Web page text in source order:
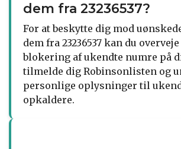
dem fra 23236537?
For at beskytte dig mod
dem fra 23236537 kan du
blokering af ukendte numre på
tilmelde dig Robinsonlisten og
personlige oplysninger til
opkaldere.